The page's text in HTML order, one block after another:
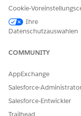
Anspruch
sdetails
Zeigt
das
Ihr Agent
Aktuelle
Aktivitäte
Zeigt
Cookie-
Ihre
Datenschutzauswahlen
COMMUNITY
AppExchange
Salesforce-
Salesforce-Entwickler
Trailhead